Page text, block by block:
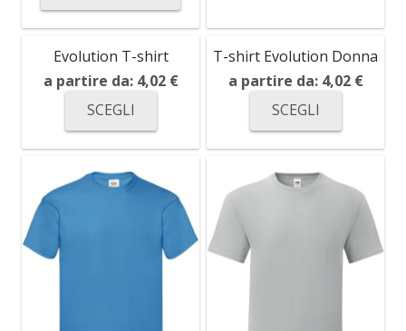
Evolution T-shirt
a partire da: 4,02 €
SCEGLI
T-shirt Evolution Donna
a partire da: 4,02 €
SCEGLI